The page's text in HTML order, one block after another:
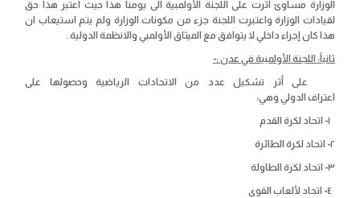
الوزارة مساوئ أثرت على اللجنة الأولمبية الى يومنا هذا حيث اعتبر هذا حق
لقيادات الوزارة واعتبرت اللجنة جزء من مكونات الوزارة ولم يتم استيعاب ان
هذا كان إجراء داخلي لا يتوافق مع الميثاق الأولمبي والانظمة الدولية .
ثانياً: اللجنة الأولمبية في عدن:-
على أثر تشكيل عدد من الاتحادات الرياضية وحصولها على
اعتراف الدولي وهي:
٢- اتحاد لكرة الطائرة
٣- اتحاد لكرة الطاولة